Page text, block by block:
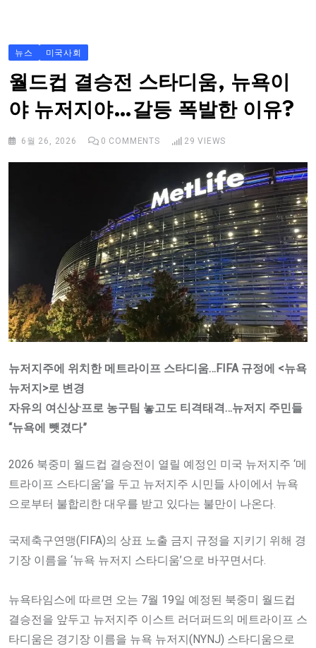
뉴스 미국사회
월드컵 결승전 스타디움, 뉴욕이
야 뉴저지야…갈등 폭발한 이유?
6월 26, 2026 0 COMMENTS 29 VIEWS
뉴저지주에 위치한 메트라이프 스타디움…FIFA 규정에 <뉴욕
뉴저지>로 변경
자유의 여신상·프로 농구팀 놓고도 티격태격…뉴저지 주민들
“뉴욕에 뺏겼다”
2026 북중미 월드컵 결승전이 열릴 예정인 미국 뉴저지주 ‘메
트라이프 스타디움’을 두고 뉴저지주 시민들 사이에서 뉴욕
으로부터 불합리한 대우를 받고 있다는 불만이 나온다.
국제축구연맹(FIFA)의 상표 노출 금지 규정을 지키기 위해 경
기장 이름을 ‘뉴욕 뉴저지 스타디움’으로 바꾸면서다.
뉴욕타임스에 따르면 오는 7월 19일 예정된 북중미 월드컵
결승전을 앞두고 뉴저지주 이스트 러더퍼드의 메트라이프 스
타디움은 경기장 이름을 뉴욕 뉴저지(NYNJ) 스타디움으로